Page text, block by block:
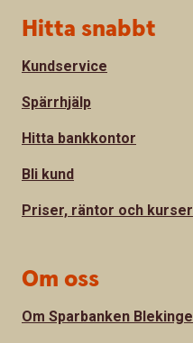
Sidfot
Hitta snabbt
Kundservice
Spärrhjälp
Hitta bankkontor
Bli kund
Priser, räntor och kurser
Om oss
Om Sparbanken Blekinge